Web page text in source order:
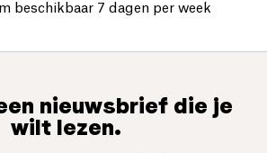
beschikbaar 7 dagen per week
nieuwsbrief die je
wilt lezen.